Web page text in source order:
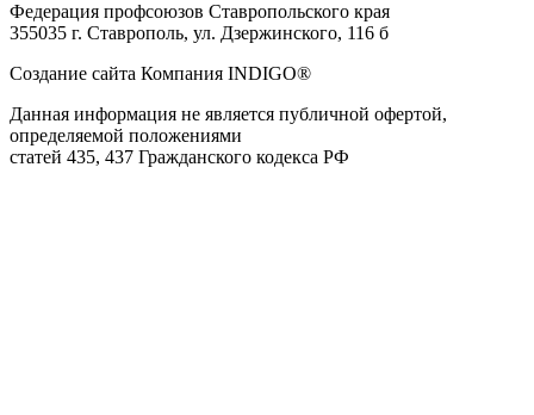
Федерация профсоюзов Ставропольского края
355035 г. Ставрополь, ул. Дзержинского, 116 б
Создание сайта Компания INDIGO®
Данная информация не является публичной офертой,
определяемой положениями
статей 435, 437 Гражданского кодекса РФ